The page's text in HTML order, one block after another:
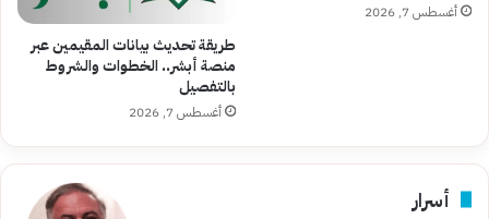
أغسطس 7, 2026
طريقة تحديث بيانات المقيمين عبر
منصة أبشر.. الخطوات والشروط
بالتفصيل
أغسطس 7, 2026
أسرار